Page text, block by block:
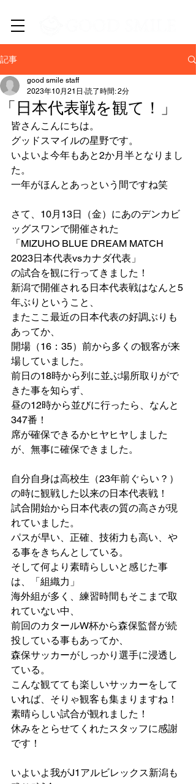
記事
「日本代表戦を観て！」
good smile staff
2023年10月21日 読了時間: 2分
皆さんこんにちは。
グッドスマイルの星野です。
いよいよ今年もあと2か月半となりまし
た。
一年がほんとあっという間ですね笑
さて、10月13日（金）にあのデンカビ
ッグスワンで開催された
「MIZUHO BLUE DREAM MATCH
2023日本代表vsカナダ代表」
の試合を観に行ってきました！
新潟で開催される日本代表戦はなんと5
年ぶりということ、
またここ最近の日本代表の好調ぶりも
あってか、
開場（16：35）前から多くの観客が来
場していました。
前日の18時から列に並ぶ場所取りがで
きた事を知らず、
昼の12時から並びに行ったら、なんと
347番！
席が確保できるかヒヤヒヤしました
が、無事に確保できました。
自分自身は高校生（23年前ぐらい？）
の時に観戦した以来の日本代表戦！
試合開始から日本代表の質の高さが現
れていました。
パスが早い、正確、技術力も高い、や
る事をきちんとしている。
そして何より素晴らしいと感じた事
は、「組織力」
海外組が多く、練習時間もそこまで取
れていない中、
前回のカタールW杯から森保監督が続
投している事もあってか、
森保サッカーがしっかり選手に浸透し
ている。
こんな観てても楽しいサッカーをして
いれば、そりゃ観客も集まりますね！
素晴らしい試合が観れました！
休みをとらせてくれたスタッフに感謝
です！
いよいよ我がJ1アルビレックス新潟も